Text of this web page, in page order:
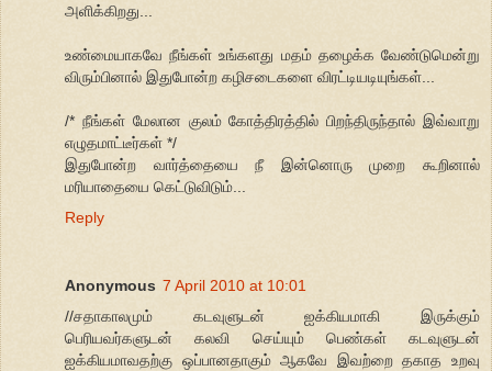
அளிக்கிறது...
உண்மையாகவே நீங்கள் உங்களது மதம் தழைக்க வேண்டுமென்று
விரும்பினால் இதுபோன்ற கழிசடைகளை விரட்டியடியுங்கள்...
/* நீங்கள் மேலான குலம் கோத்திரத்தில் பிறந்திருந்தால் இவ்வாறு
எழுதமாட்டீர்கள் */
இதுபோன்ற வார்த்தையை நீ இன்னொரு முறை கூறினால்
மரியாதையை கெட்டுவிடும்...
Reply
Anonymous 7 April 2010 at 10:01
//சதாகாலமும் கடவுளுடன் ஐக்கியமாகி இருக்கும்
பெரியவர்களுடன் கலவி செய்யும் பெண்கள் கடவுளுடன்
ஐக்கியமாவதற்கு ஒப்பானதாகும் ஆகவே இவற்றை தகாத உறவு